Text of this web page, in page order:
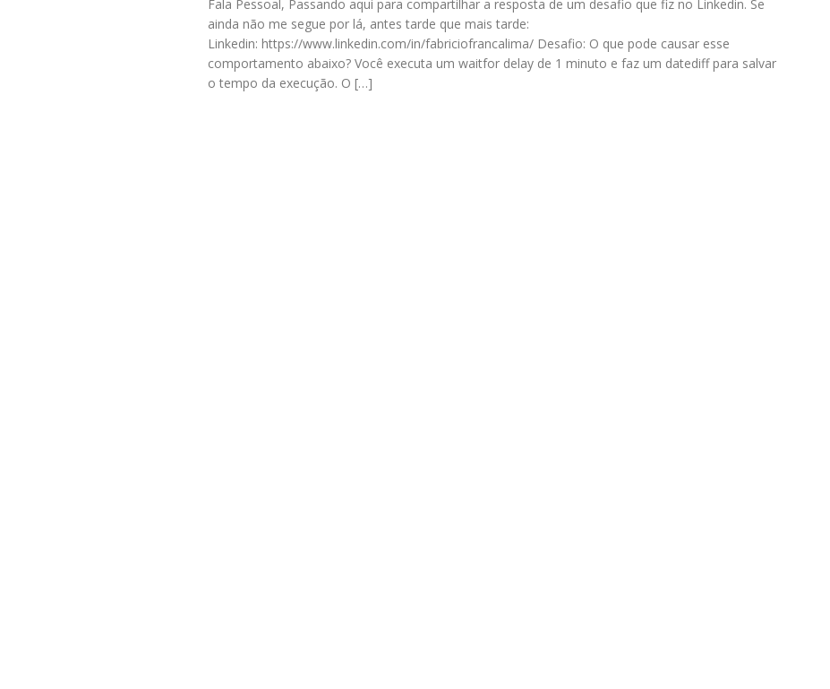
Fala Pessoal, Passando aqui para compartilhar a resposta de um desafio que fiz no Linkedin. Se
ainda não me segue por lá, antes tarde que mais tarde:
Linkedin: https://www.linkedin.com/in/fabriciofrancalima/ Desafio: O que pode causar esse
comportamento abaixo? Você executa um waitfor delay de 1 minuto e faz um datediff para salvar
o tempo da execução. O […]